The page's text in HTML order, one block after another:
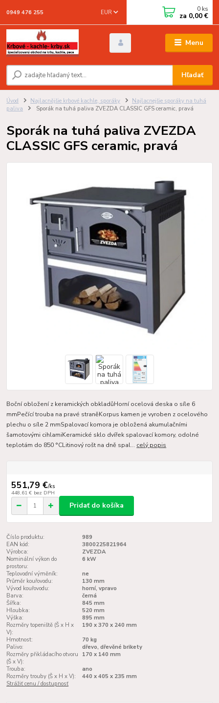
Menu
EUR
Hľadať
0949 476 255 0 ks
za 0,00 €
Úvod Najlacnějšie krbové kachle, sporáky
Najlacnejšie sporáky na tuhá
paliva
Sporák na tuhá paliva ZVEZDA CLASSIC GFS ceramic, pravá
Sporák na tuhá paliva ZVEZDA
CLASSIC GFS ceramic, pravá
Boční obložení z keramických obkladůHorní ocelová deska o síle 6
mmPečící trouba na pravé straněKorpus kamen je vyroben z ocelového
plechu o síle 2 mmSpalovací komora je obložená akumulačními
šamotovými cihlamiKeramické sklo dvířek spalovací komory, odolné
teplotám do 850 °CLitinový rošt na dně spal... celý popis
551,79 €/ks
448,61 € bez DPH
Pridať do košíka
Číslo produktu:
989
EAN kód:
3800225821964
Výrobca:
ZVEZDA
Nominální výkon do
prostoru:
6 kW
Teplovodní výměník:
ne
Průměr kouřovodu:
130 mm
Vývod kouřovodu:
horní, vpravo
Barva:
černá
Šířka:
845 mm
Hloubka:
520 mm
Výška:
895 mm
Rozměry topeniště (Š x H x
V):
190 x 370 x 240 mm
Hmotnost:
70 kg
Palivo:
dřevo, dřevěné brikety
Rozměry přikládacího otvoru
(Š x V):
170 x 140 mm
Trouba:
ano
Rozměry trouby (Š x H x V):
440 x 405 x 235 mm
Strážiť cenu / dostupnosť